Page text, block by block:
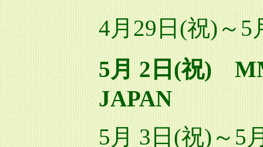
4月29日(祝)～5
5月 2日(祝)
JAPAN
5月 3日(祝)～5